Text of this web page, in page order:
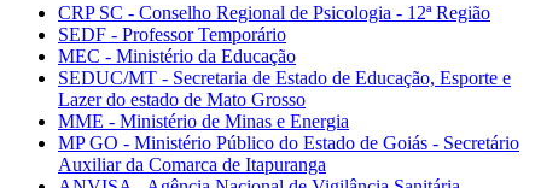
CRP SC - Conselho Regional de Psicologia - 12ª Região
SEDF - Professor Temporário
MEC - Ministério da Educação
SEDUC/MT - Secretaria de Estado de Educação, Esporte e
Lazer do estado de Mato Grosso
MME - Ministério de Minas e Energia
MP GO - Ministério Público do Estado de Goiás - Secretário
Auxiliar da Comarca de Itapuranga